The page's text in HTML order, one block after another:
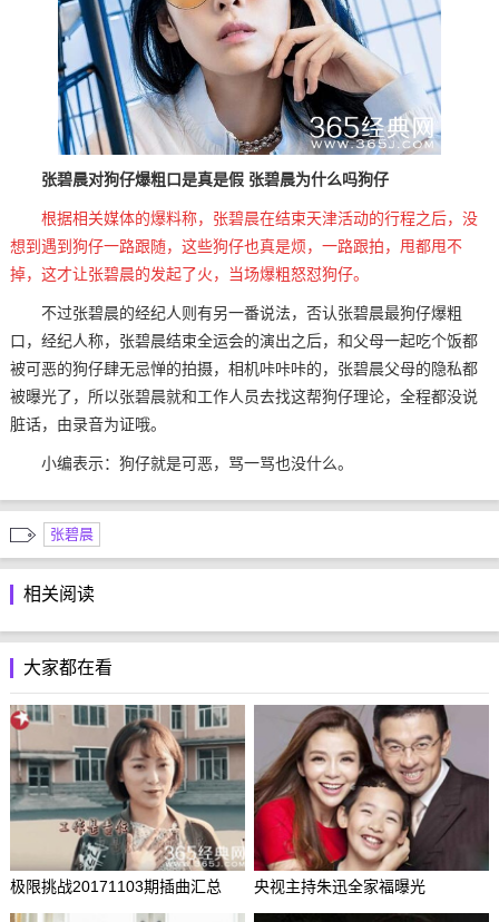
张碧晨对狗仔爆粗口是真是假 张碧晨为什么吗狗仔
根据相关媒体的爆料称，张碧晨在结束天津活动的行程之后，没
想到遇到狗仔一路跟随，这些狗仔也真是烦，一路跟拍，甩都甩不
掉，这才让张碧晨的发起了火，当场爆粗怒怼狗仔。
不过张碧晨的经纪人则有另一番说法，否认张碧晨最狗仔爆粗
口，经纪人称，张碧晨结束全运会的演出之后，和父母一起吃个饭都
被可恶的狗仔肆无忌惮的拍摄，相机咔咔咔的，张碧晨父母的隐私都
被曝光了，所以张碧晨就和工作人员去找这帮狗仔理论，全程都没说
脏话，由录音为证哦。
小编表示：狗仔就是可恶，骂一骂也没什么。
张碧晨
相关阅读
大家都在看
极限挑战20171103期插曲汇总 央视主持朱迅全家福曝光